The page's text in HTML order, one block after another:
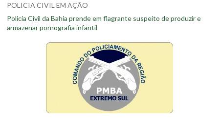
POLICIA CIVIL EM AÇÃO
Policia Civil da Bahia prende em flagrante suspeito de produzir e
armazenar pornografia infantil